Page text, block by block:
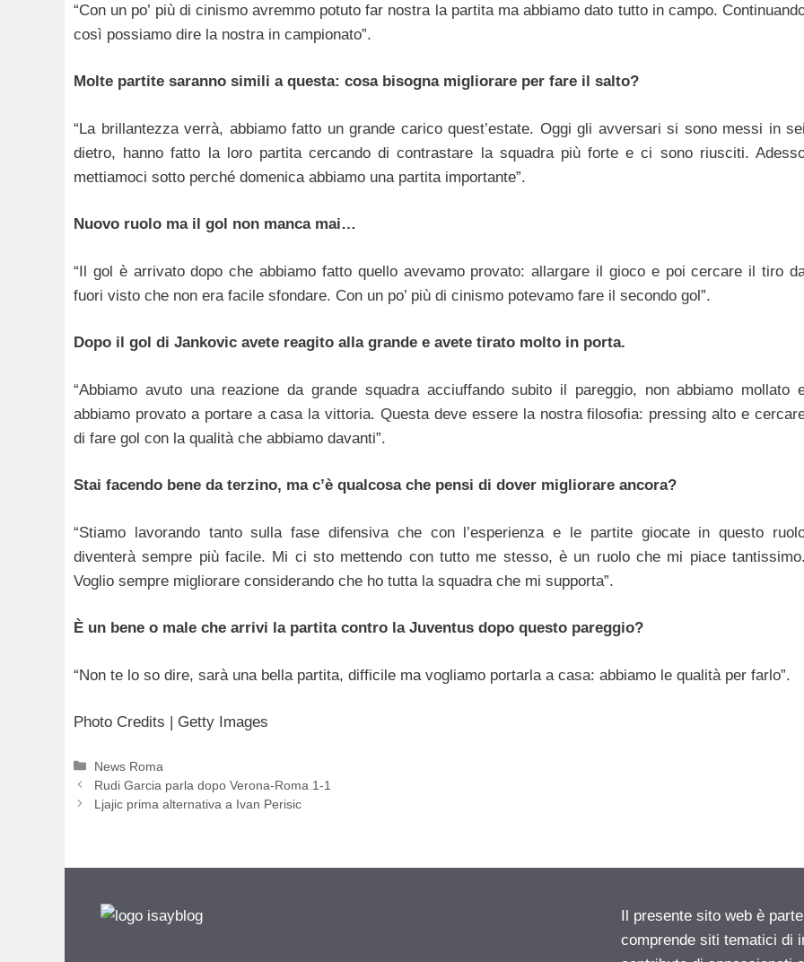
“Con un po’ più di cinismo avremmo potuto far nostra la partita ma abbiamo dato tutto in campo.
così possiamo dire la nostra in campionato”.
Molte partite saranno simili a questa: cosa bisogna migliorare per fare il salto?
“La brillantezza verrà, abbiamo fatto un grande carico quest’estate. Oggi gli avversari si sono messi in sei
dietro, hanno fatto la loro partita cercando di contrastare la squadra più forte e ci sono riusciti.
mettiamoci sotto perché domenica abbiamo una partita importante”.
Nuovo ruolo ma il gol non manca mai…
“Il gol è arrivato dopo che abbiamo fatto quello avevamo provato: allargare il gioco e poi cercare il tiro
fuori visto che non era facile sfondare. Con un po’ più di cinismo potevamo fare il secondo gol”.
Dopo il gol di Jankovic avete reagito alla grande e avete tirato molto in porta.
“Abbiamo avuto una reazione da grande squadra acciuffando subito il pareggio, non abbiamo mollato
abbiamo provato a portare a casa la vittoria. Questa deve essere la nostra filosofia: pressing alto e
di fare gol con la qualità che abbiamo davanti”.
Stai facendo bene da terzino, ma c’è qualcosa che pensi di dover migliorare ancora?
“Stiamo lavorando tanto sulla fase difensiva che con l’esperienza e le partite giocate in questo
diventerà sempre più facile. Mi ci sto mettendo con tutto me stesso, è un ruolo che mi piace tantissimo.
Voglio sempre migliorare considerando che ho tutta la squadra che mi supporta”.
È un bene o male che arrivi la partita contro la Juventus dopo questo pareggio?
“Non te lo so dire, sarà una bella partita, difficile ma vogliamo portarla a casa: abbiamo le qualità per farlo”.
Photo Credits | Getty Images
Categorie
News Roma
Rudi Garcia parla dopo Verona-Roma 1-1
Ljajic prima alternativa a Ivan Perisic
Il presente sito web è
comprende siti tematici di